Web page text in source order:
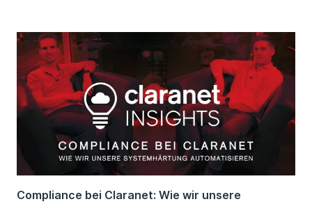
Compliance bei Claranet: Wie wir unsere